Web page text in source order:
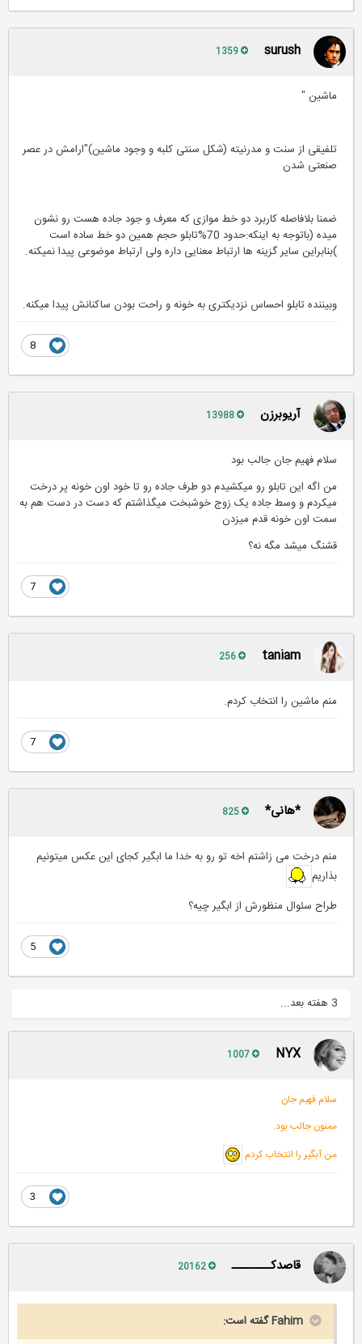
surush
ماشین "
تلفیقی از سنت و مدرنیته (شکل سنتی کلبه و وجود ماشین)"ارامش در عصر
صنعتی شدن
ضمنا بلافاصله کاربرد دو خط موازی که معرف و جود جاده هست رو نشون
میده (باتوجه به اینکه:حدود 70%تابلو حجم همین دو خط ساده است
)بنابراین سایر گزینه ها ارتباط معنایی داره ولی ارتباط موضوعی پیدا نمیکنه.
وبیننده تابلو احساس نزدیکتری به خونه و راحت بودن ساکنانش پیدا میکنه.
آریوبرزن
سلام فهیم جان جالب بود
من اگه این تابلو رو میکشیدم دو طرف جاده رو تا خود اون خونه پر درخت
میکردم و وسط جاده یک زوج خوشبخت میگذاشتم که دست در دست هم به
سمت اون خونه قدم میزدن
قشنگ میشد مگه نه؟
taniam
منم ماشین را انتخاب کردم.
*هانی*
منم درخت می زاشتم اخه تو رو به خدا ما ابگیر کجای این عکس میتونیم
بذاریم
طراح سئوال منظورش از ابگیر چیه؟
NYX
سلام فهیم جان
ممنون جالب بود.
من آبگیر را انتخاب کردم
قاصدکــــــــ
Fahim گفته است: